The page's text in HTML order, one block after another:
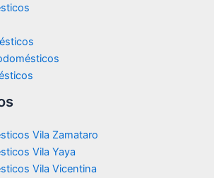
Vila Zamataro
Vila Yaya
Vila Vicentina